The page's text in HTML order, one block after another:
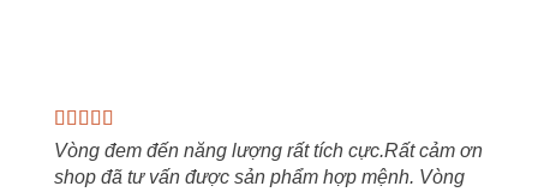
Vòng đem đến năng lượng rất tích cực.Rất cảm ơn
shop đã tư vấn được sản phẩm hợp mệnh. Vòng